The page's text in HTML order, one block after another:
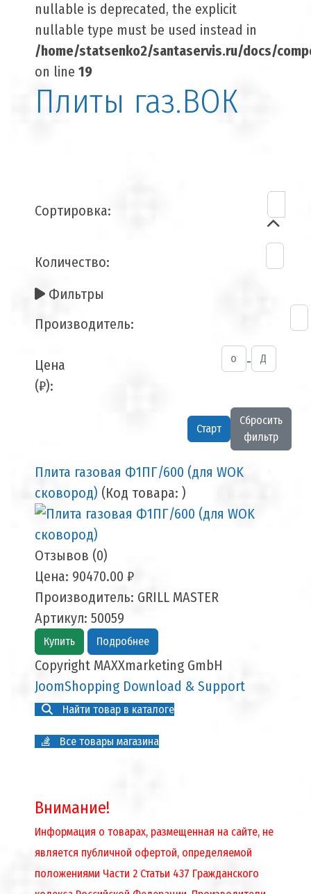
nullable is deprecated, the explicit
nullable type must be used instead in
/home/statsenko2/santaservis.ru/docs/
on line 19
Плиты газ.ВОК
Сортировка:
Количество:
Фильтры
Производитель:
Цена
(₽):
-
Сбросить
фильтр
Плита газовая Ф1ПГ/600 (для WOK
сковород) (Код товара: )
Отзывов (0)
Цена: 90470.00 ₽
Производитель: GRILL MASTER
Артикул: 50059
Купить Подробнее
Copyright MAXXmarketing GmbH
JoomShopping Download & Support
Найти товар в каталоге
Все товары магазина
Внимание!
Информация о товарах, размещенная на сайте, не
является публичной офертой, определяемой
положениями Части 2 Статьи 437 Гражданского